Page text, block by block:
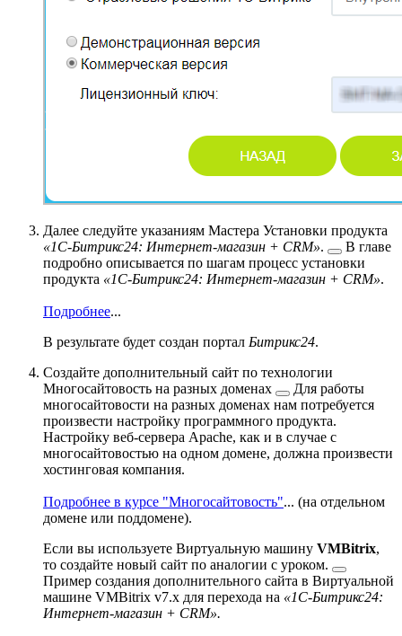
Далее следуйте указаниям Мастера Установки продукта
«1С-Битрикс24: Интернет-магазин + CRM».
В главе
подробно описывается по шагам процесс установки
продукта «1С-Битрикс24: Интернет-магазин + CRM».
Подробнее...
В результате будет создан портал Битрикс24.
Создайте дополнительный сайт по технологии
Многосайтовость на разных доменах
Для работы
многосайтовости на разных доменах нам потребуется
произвести настройку программного продукта.
Настройку веб-сервера Apache, как и в случае с
многосайтовостью на одном домене, должна произвести
хостинговая компания.
Подробнее в курсе "Многосайтовость"... (на отдельном
домене или поддомене).
Если вы используете Виртуальную машину VMBitrix,
то создайте новый сайт по аналогии с уроком.
Пример создания дополнительного сайта в Виртуальной
машине VMBitrix v7.x для перехода на «1С-Битрикс24:
Интернет-магазин + CRM».